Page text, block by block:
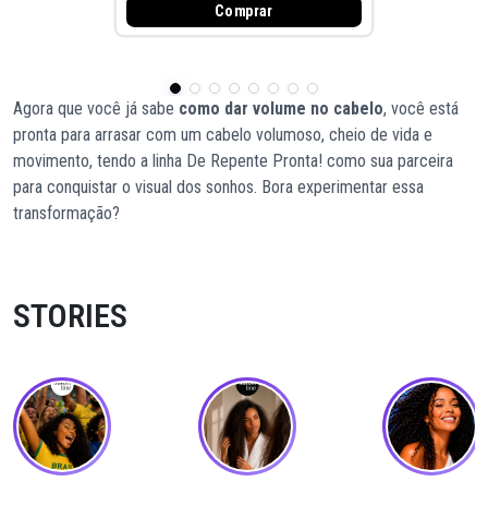
Comprar
Agora que você já sabe como dar volume no cabelo, você está
pronta para arrasar com um cabelo volumoso, cheio de vida e
movimento, tendo a linha De Repente Pronta! como sua parceira
para conquistar o visual dos sonhos. Bora experimentar essa
transformação?
STORIES